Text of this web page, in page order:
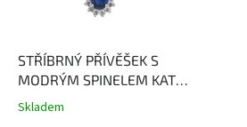
STŘÍBRNÝ PŘÍVĚŠEK S
MODRÝM SPINELEM KATE
v barvě safíru
Průměrné
Skladem